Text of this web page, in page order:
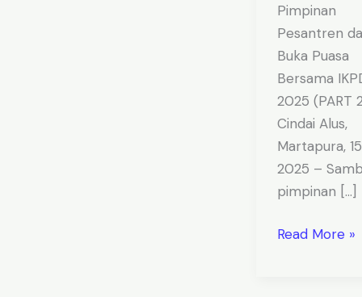
Pimpinan
Pesantren
Buka Puasa
Bersama
2025 (PART
Cindai Alus,
Martapura,
2025 –
pimpinan […]
Read More »